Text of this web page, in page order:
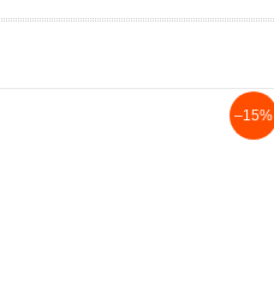
–15%